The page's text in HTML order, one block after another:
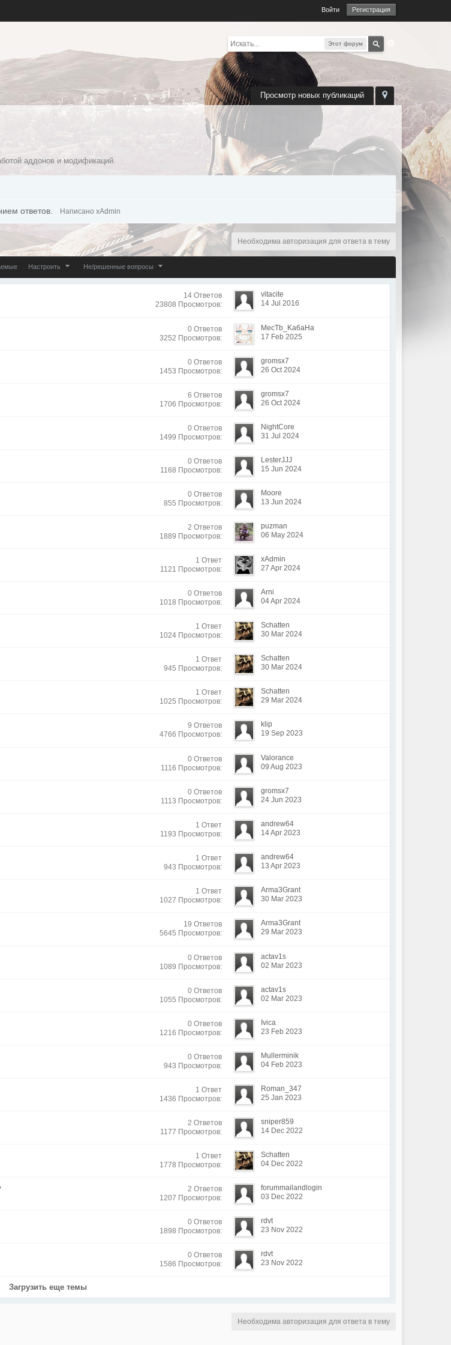
Войти Регистрация
Этот форум
Просмотр новых публикаций
аддонов и модификаций.
ответов. Написано xAdmin
Необходима авторизация для ответа в тему
Настроить Не/решенные вопросы
14 Ответов
23808 Просмотров:
vitacite
14 Jul 2016
0 Ответов
3252 Просмотров:
MecTb_Ka6aHa
17 Feb 2025
0 Ответов
1453 Просмотров:
gromsx7
26 Oct 2024
6 Ответов
1706 Просмотров:
gromsx7
26 Oct 2024
0 Ответов
1499 Просмотров:
NightCore
31 Jul 2024
0 Ответов
1168 Просмотров:
LesterJJJ
15 Jun 2024
0 Ответов
855 Просмотров:
Moore
13 Jun 2024
2 Ответов
1889 Просмотров:
puzman
06 May 2024
1 Ответ
1121 Просмотров:
xAdmin
27 Apr 2024
0 Ответов
1018 Просмотров:
Arni
04 Apr 2024
1 Ответ
1024 Просмотров:
Schatten
30 Mar 2024
1 Ответ
945 Просмотров:
Schatten
30 Mar 2024
1 Ответ
1025 Просмотров:
Schatten
29 Mar 2024
9 Ответов
4766 Просмотров:
klip
19 Sep 2023
0 Ответов
1116 Просмотров:
Valorance
09 Aug 2023
0 Ответов
1113 Просмотров:
gromsx7
24 Jun 2023
1 Ответ
1193 Просмотров:
andrew64
14 Apr 2023
1 Ответ
943 Просмотров:
andrew64
13 Apr 2023
1 Ответ
1027 Просмотров:
Arma3Grant
30 Mar 2023
19 Ответов
5645 Просмотров:
Arma3Grant
29 Mar 2023
0 Ответов
1089 Просмотров:
actav1s
02 Mar 2023
0 Ответов
1055 Просмотров:
actav1s
02 Mar 2023
0 Ответов
1216 Просмотров:
Ivica
23 Feb 2023
0 Ответов
943 Просмотров:
Mullerminik
04 Feb 2023
1 Ответ
1436 Просмотров:
Roman_347
25 Jan 2023
2 Ответов
1177 Просмотров:
sniper859
14 Dec 2022
1 Ответ
1778 Просмотров:
Schatten
04 Dec 2022
2 Ответов
1207 Просмотров:
forummailandlogin
03 Dec 2022
0 Ответов
1898 Просмотров:
rdvt
23 Nov 2022
0 Ответов
1586 Просмотров:
rdvt
23 Nov 2022
Загрузить еще темы
Необходима авторизация для ответа в тему